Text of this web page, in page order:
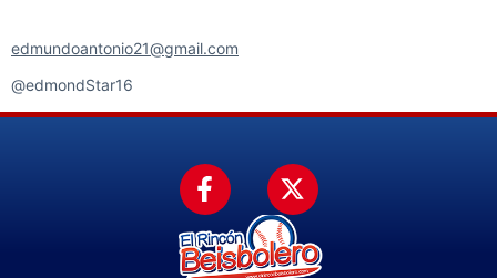
edmundoantonio21@gmail.com
@edmondStar16